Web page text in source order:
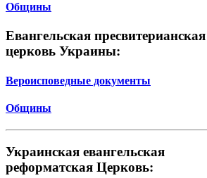
Общины
Евангельская пресвитерианская
церковь Украины:
Вероисповедные документы
Общины
Украинская евангельская
реформатская Церковь: